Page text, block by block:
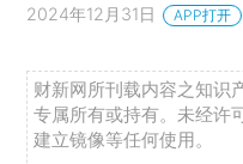
2024年12月31日 APP打开
财新网所刊载内容之知识
专属所有或持有。未经许
建立镜像等任何使用。